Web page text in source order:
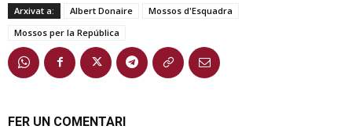
Arxivat a: Albert Donaire
Mossos d'Esquadra
Mossos per la República
FER UN COMENTARI